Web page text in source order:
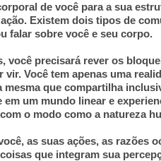
de você para a sua
Existem dois tipos de
falar sobre você e seu corpo.
você precisará rever os
Você tem apenas uma
que compartilha
um mundo linear e
o modo como a natureza
as suas ações, as razões
que integram sua